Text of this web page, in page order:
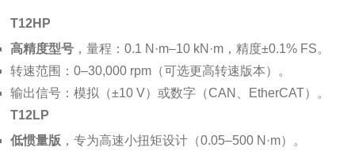
T12HP
高精度型号 ，量程：0.1 N·m–10 kN·m，精度±0.1% FS。
转速范围：0–30,000 rpm（可选更高转速版本）。
输出信号：模拟（±10 V）或数字（CAN、EtherCAT）。
T12LP
低惯量版 ，专为高速小扭矩设计（0.05–500 N·m）。